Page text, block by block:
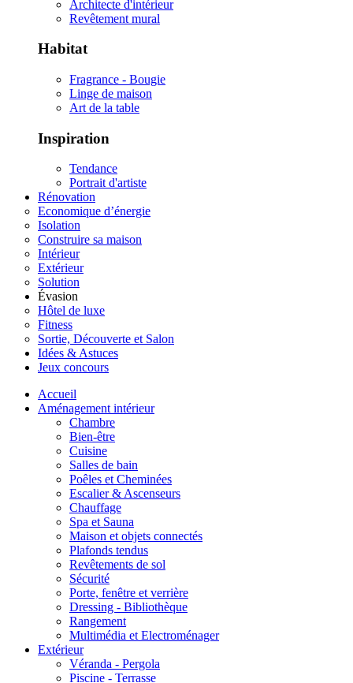
Architecte d'intérieur
Revêtement mural
Habitat
Fragrance - Bougie
Linge de maison
Art de la table
Inspiration
Tendance
Portrait d'artiste
Rénovation
Economique d’énergie
Isolation
Construire sa maison
Intérieur
Extérieur
Solution
Évasion
Hôtel de luxe
Fitness
Sortie, Découverte et Salon
Idées & Astuces
Jeux concours
Accueil
Aménagement intérieur
Chambre
Bien-être
Cuisine
Salles de bain
Poêles et Cheminées
Escalier & Ascenseurs
Chauffage
Spa et Sauna
Maison et objets connectés
Plafonds tendus
Revêtements de sol
Sécurité
Porte, fenêtre et verrière
Dressing - Bibliothèque
Rangement
Multimédia et Electroménager
Extérieur
Véranda - Pergola
Piscine - Terrasse